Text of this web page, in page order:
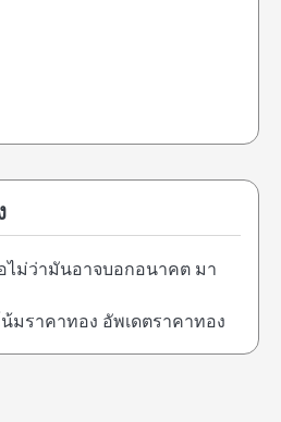
ไม่ว่ามันอาจบอกอนาคต มา
มราคาทอง อัพเดตราคาทอง